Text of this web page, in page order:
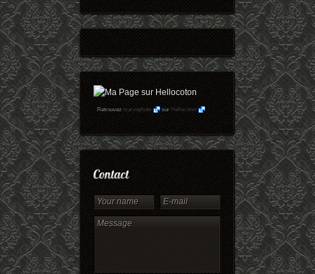
Retrouvezmaryophoto surHellocoton